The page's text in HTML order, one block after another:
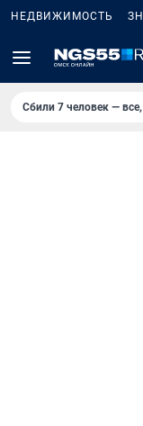
НЕДВИЖИМОСТЬ
Сбили 7 человек —